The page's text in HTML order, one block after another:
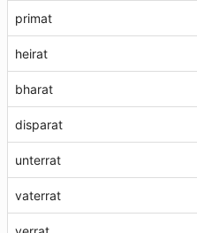
primat
heirat
bharat
disparat
unterrat
vaterrat